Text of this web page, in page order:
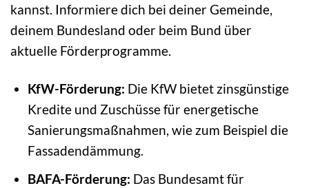
kannst. Informiere dich bei deiner Gemeinde,
deinem Bundesland oder beim Bund über
aktuelle Förderprogramme.
KfW-Förderung: Die KfW bietet zinsgünstige
Kredite und Zuschüsse für energetische
Sanierungsmaßnahmen, wie zum Beispiel die
Fassadendämmung.
BAFA-Förderung: Das Bundesamt für